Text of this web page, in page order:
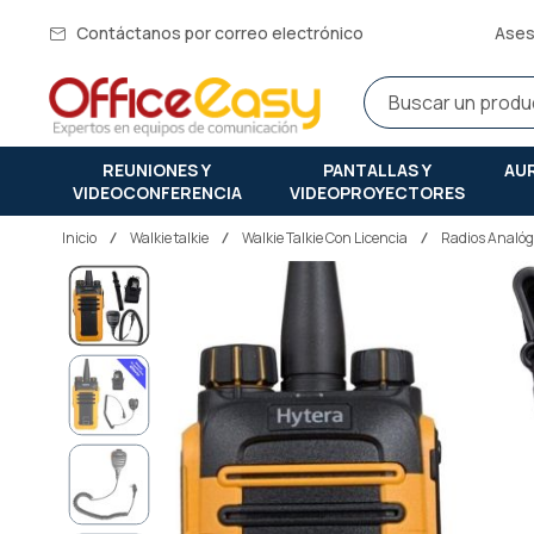
Contáctanos por correo electrónico
REUNIONES Y
VIDEOCONFERENCIA
PANTALLAS Y
VIDEOPROYECTORES
Inicio walkie talkie Walkie Talkie Con Licencia Radios
Saltar
al
final
de
la
galería
de
imágenes